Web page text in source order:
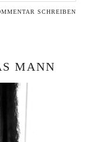
SCHREIBEN
MANN